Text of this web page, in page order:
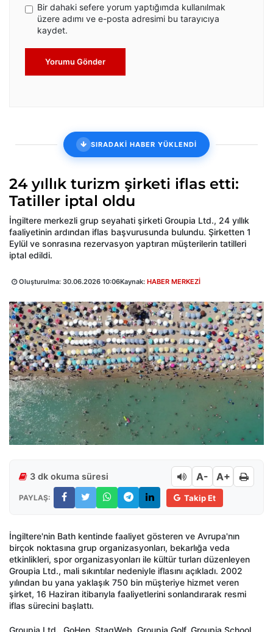
Bir dahaki sefere yorum yaptığımda kullanılmak
üzere adımı ve e-posta adresimi bu tarayıcıya
kaydet.
Yorumu Gönder
SIRADAKİ HABER YÜKLENDİ
24 yıllık turizm şirketi iflas etti:
Tatiller iptal oldu
İngiltere merkezli grup seyahati şirketi Groupia Ltd., 24 yıllık
faaliyetinin ardından iflas başvurusunda bulundu. Şirketten 1
Eylül ve sonrasına rezervasyon yaptıran müşterilerin tatilleri
iptal edildi.
Oluşturulma: 30.06.2026 10:06Kaynak: HABER MERKEZİ
3 dk okuma süresi A- A+
PAYLAŞ: Takip Et
İngiltere'nin Bath kentinde faaliyet gösteren ve Avrupa'nın
birçok noktasına grup organizasyonları, bekarlığa veda
etkinlikleri, spor organizasyonları ile kültür turları düzenleyen
Groupia Ltd., mali sıkıntılar nedeniyle iflasını açıkladı. 2002
yılından bu yana yaklaşık 750 bin müşteriye hizmet veren
şirket, 16 Haziran itibarıyla faaliyetlerini sonlandırarak resmi
iflas sürecini başlattı.